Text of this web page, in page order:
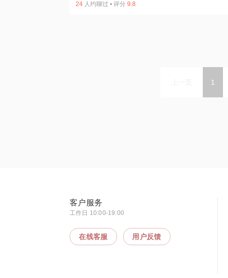
24 人约聊过 • 评分 9.8
1
客户服务
工作日 10:00-19:00
在线客服 用户反馈